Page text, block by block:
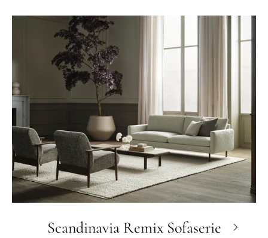
Scandinavia Remix Sofaserie